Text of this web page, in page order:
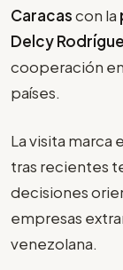
Caracascon la
Delcy
cooperación
países.
La visita
tras recientes
decisiones
empresas
venezolana.